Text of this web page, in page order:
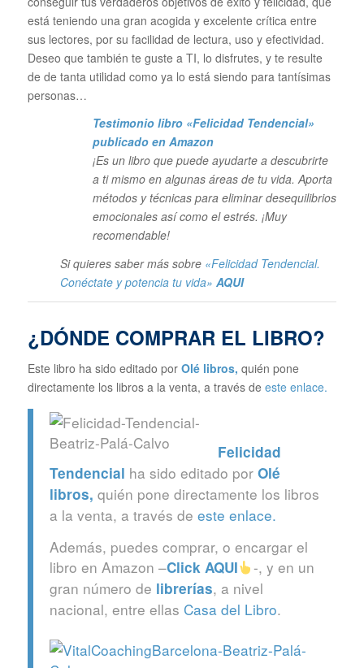
está teniendo una gran acogida y excelente crítica entre
sus lectores, por su facilidad de lectura, uso y efectividad.
Deseo que también te guste a TI, lo disfrutes, y te resulte
de de tanta utilidad como ya lo está siendo para tantísimas
personas…
Testimonio libro «Felicidad Tendencial»
publicado en Amazon
¡Es un libro que puede ayudarte a descubrirte
a ti mismo en algunas áreas de tu vida. Aporta
métodos y técnicas para eliminar desequilibrios
emocionales así como el estrés. ¡Muy
recomendable!
Si quieres saber más sobre «Felicidad Tendencial.
Conéctate y potencia tu vida» AQUI
¿DÓNDE COMPRAR EL LIBRO?
Este libro ha sido editado por Olé libros, quién pone
directamente los libros a la venta, a través de este enlace.
Felicidad
Tendencial ha sido editado por Olé
libros, quién pone directamente los libros
a la venta, a través de este enlace.
Además, puedes comprar, o encargar el
libro en Amazon –Click AQUI
-, y en un
gran número de librerías, a nivel
nacional, entre ellas Casa del Libro.